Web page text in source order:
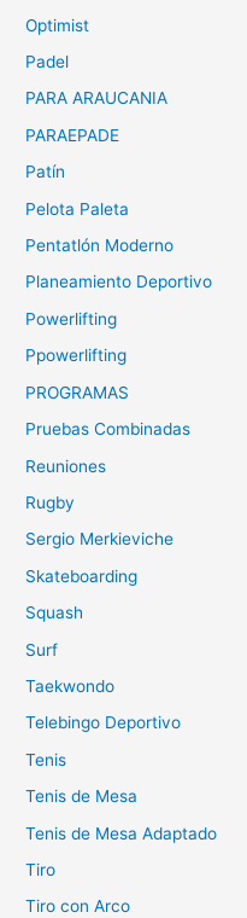
Optimist
Padel
PARA ARAUCANIA
PARAEPADE
Patín
Pelota Paleta
Pentatlón Moderno
Planeamiento Deportivo
Powerlifting
Ppowerlifting
PROGRAMAS
Pruebas Combinadas
Reuniones
Rugby
Sergio Merkieviche
Skateboarding
Squash
Surf
Taekwondo
Telebingo Deportivo
Tenis
Tenis de Mesa
Tenis de Mesa Adaptado
Tiro
Tiro con Arco